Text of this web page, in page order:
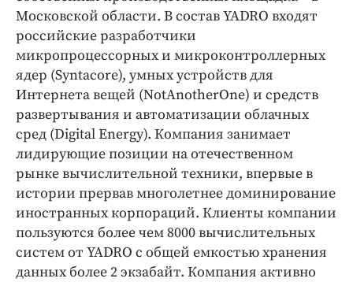
Московской области. В состав YADRO входят
российские разработчики
микропроцессорных и микроконтроллерных
ядер (Syntacore), умных устройств для
Интернета вещей (NotAnotherOne) и средств
развертывания и автоматизации облачных
сред (Digital Energy). Компания занимает
лидирующие позиции на отечественном
рынке вычислительной техники, впервые в
истории прервав многолетнее доминирование
иностранных корпораций. Клиенты компании
пользуются более чем 8000 вычислительных
систем от YADRO c общей емкостью хранения
данных более 2 экзабайт. Компания активно